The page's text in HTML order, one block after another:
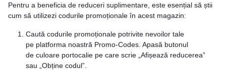
Pentru a beneficia de reduceri suplimentare, este esențial să știi
cum să utilizezi codurile promoționale în acest magazin:
Caută codurile promoționale potrivite nevoilor tale
pe platforma noastră Promo-Codes. Apasă butonul
de culoare portocalie pe care scrie „Afișează reducerea”
sau „Obține codul”.